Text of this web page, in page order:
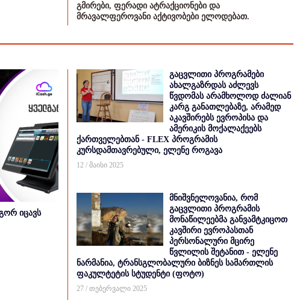
გმირები, ფერადი ატრაქციონები და
მრავალფეროვანი აქტივობები ელოდებათ.
იცავს
გაცვლითი პროგრამები
ახალგაზრდას აძლევს
წვდომას არამხოლოდ ძალიან
კარგ განათლებაზე, არამედ
აკავშირებს ევროპისა და
ამერიკის მოქალაქეებს
ქართველებთან - FLEX პროგრამის
კურსდამთავრებული, ელენე როგავა
12 / მაისი 2025
მნიშვნელოვანია, რომ
გაცვლითი პროგრამის
მონაწილეებმა განვამტკიცოთ
კავშირი ევროპასთან
პერსონალური მცირე
წვლილის შეტანით - ელენე
ნარმანია, ტრანსგლობალური ბიზნეს სამართლის
ფაკულტეტის სტუდენტი (ფოტო)
27 / თებერვალი 2025